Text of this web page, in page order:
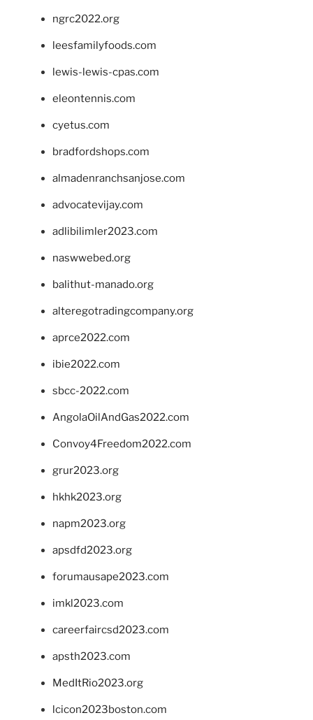
ngrc2022.org
leesfamilyfoods.com
lewis-lewis-cpas.com
eleontennis.com
cyetus.com
bradfordshops.com
almadenranchsanjose.com
advocatevijay.com
adlibilimler2023.com
naswwebed.org
balithut-manado.org
alteregotradingcompany.org
aprce2022.com
ibie2022.com
sbcc-2022.com
AngolaOilAndGas2022.com
Convoy4Freedom2022.com
grur2023.org
hkhk2023.org
napm2023.org
apsdfd2023.org
forumausape2023.com
imkl2023.com
careerfaircsd2023.com
apsth2023.com
MedItRio2023.org
lcicon2023boston.com